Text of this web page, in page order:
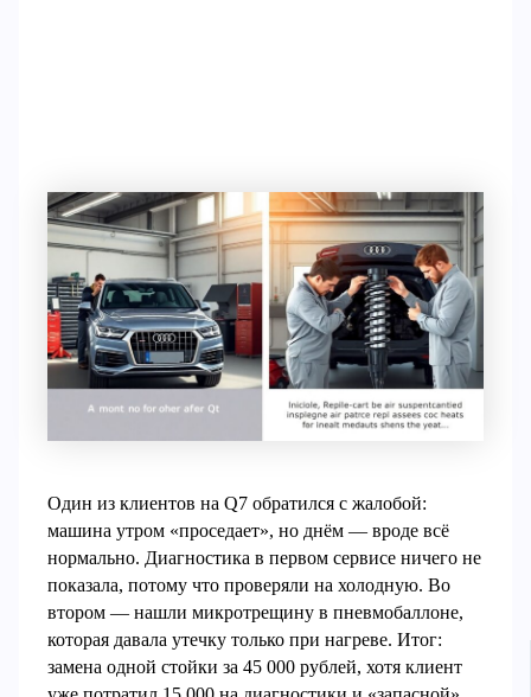
Один из клиентов на Q7 обратился с жалобой:
машина утром «проседает», но днём — вроде всё
нормально. Диагностика в первом сервисе ничего не
показала, потому что проверяли на холодную. Во
втором — нашли микротрещину в пневмобаллоне,
которая давала утечку только при нагреве. Итог:
замена одной стойки за 45 000 рублей, хотя клиент